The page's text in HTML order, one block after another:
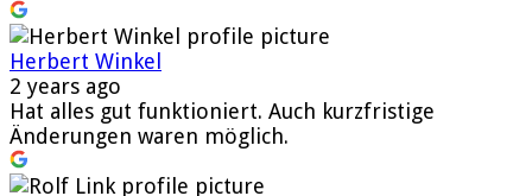
Herbert Winkel
2 years ago
Hat alles gut funktioniert. Auch kurzfristige
Änderungen waren möglich.